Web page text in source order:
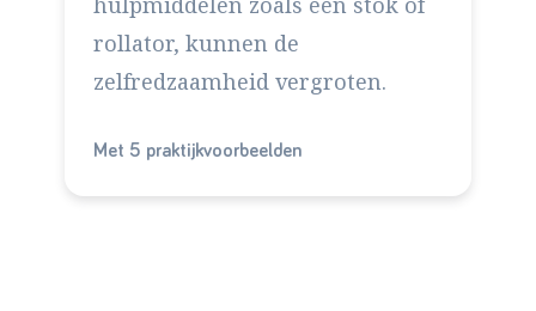
rollator, kunnen de
zelfredzaamheid vergroten.
Met 5 praktijkvoorbeelden